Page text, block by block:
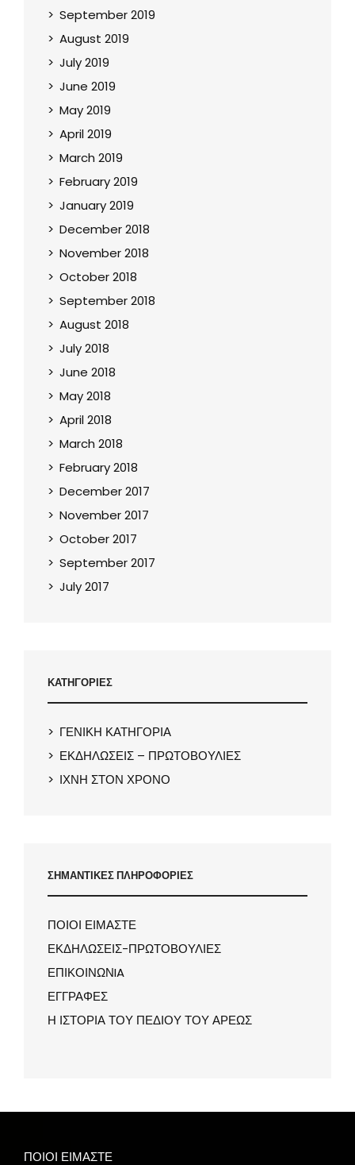
September 2019
August 2019
July 2019
June 2019
May 2019
April 2019
March 2019
February 2019
January 2019
December 2018
November 2018
October 2018
September 2018
August 2018
July 2018
June 2018
May 2018
April 2018
March 2018
February 2018
December 2017
November 2017
October 2017
September 2017
July 2017
ΚΑΤΗΓΟΡΙΕΣ
ΓΕΝΙΚΗ ΚΑΤΗΓΟΡΙΑ
ΕΚΔΗΛΩΣΕΙΣ – ΠΡΩΤΟΒΟΥΛΙΕΣ
ΙΧΝΗ ΣΤΟΝ ΧΡΟΝΟ
ΣΗΜΑΝΤΙΚΕΣ ΠΛΗΡΟΦΟΡΙΕΣ
ΠΟΙΟΙ ΕΙΜΑΣΤΕ
ΕΚΔΗΛΩΣΕΙΣ-ΠΡΩΤΟΒΟΥΛΙΕΣ
ΕΠΙΚΟΙΝΩΝIA
ΕΓΓΡΑΦΕΣ
Η ΙΣΤΟΡΙΑ ΤΟΥ ΠΕΔΙΟΥ ΤΟΥ ΑΡΕΩΣ
ΠΟΙΟΙ ΕΙΜΑΣΤΕ